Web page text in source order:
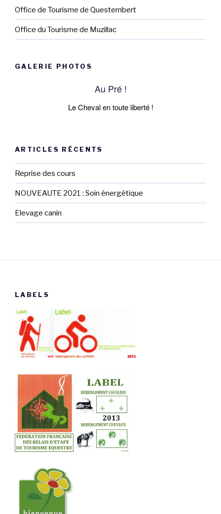
Office de Tourisme de Questembert
Office du Tourisme de Muzillac
GALERIE PHOTOS
Au Pré !
Le Cheval en toute liberté !
ARTICLES RÉCENTS
Reprise des cours
NOUVEAUTE 2021 : Soin énergétique
Elevage canin
LABELS